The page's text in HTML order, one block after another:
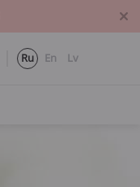
Ru En Lv